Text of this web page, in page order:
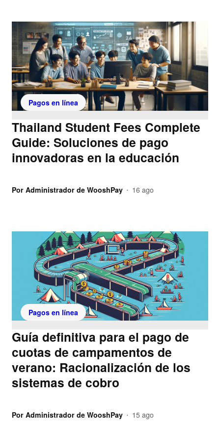
Pagos en línea
Thailand Student Fees Complete
Guide: Soluciones de pago
innovadoras en la educación
Por Administrador de WooshPay • 16 ago
Pagos en línea
Guía definitiva para el pago de
cuotas de campamentos de
verano: Racionalización de los
sistemas de cobro
Por Administrador de WooshPay • 15 ago